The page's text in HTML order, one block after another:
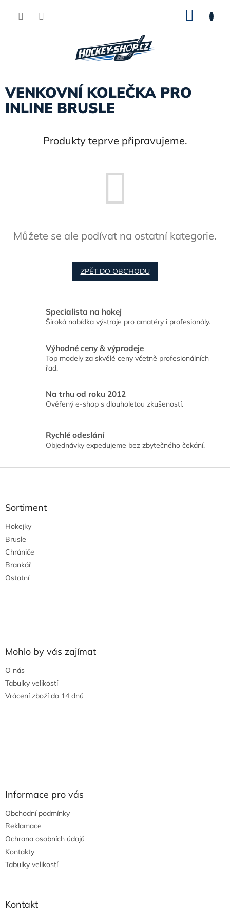
VENKOVNÍ KOLEČKA PRO
INLINE BRUSLE
Produkty teprve připravujeme.
Můžete se ale podívat na ostatní kategorie.
ZPĚT DO OBCHODU
Specialista na hokej
Široká nabídka výstroje pro amatéry i profesionály.
Výhodné ceny & výprodeje
Top modely za skvělé ceny včetně profesionálních
řad.
Na trhu od roku 2012
Ověřený e-shop s dlouholetou zkušeností.
Rychlé odeslání
Objednávky expedujeme bez zbytečného čekání.
Z
Sortiment
Hokejky
Brusle
Chrániče
Brankář
Ostatní
Mohlo by vás zajímat
O nás
Tabulky velikostí
Vrácení zboží do 14 dnů
Informace pro vás
Obchodní podmínky
Reklamace
Ochrana osobních údajů
Kontakty
Tabulky velikostí
Kontakt